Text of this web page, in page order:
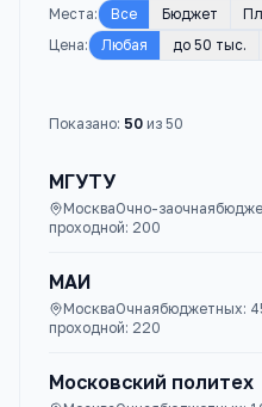
Места: Все Бюджет
Цена: Любая до 50 тыс.
Показано: 50 из 50
МГУТУ
МоскваОчно-заочная
проходной: 200
МАИ
МоскваОчнаябюджетных:
проходной: 220
Московский политех